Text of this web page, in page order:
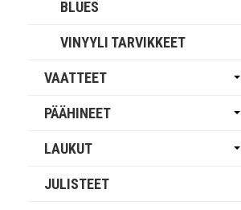
BLUES
VINYYLI TARVIKKEET
VAATTEET
PÄÄHINEET
LAUKUT
JULISTEET